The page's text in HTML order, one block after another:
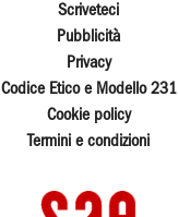
Scriveteci
Pubblicità
Privacy
Codice Etico e Modello 231
Cookie policy
Termini e condizioni